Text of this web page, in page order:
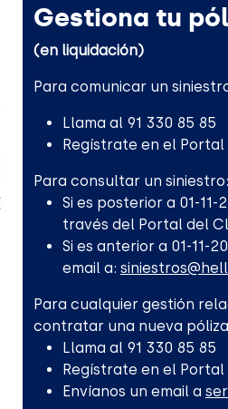
Gestiona tu
(en liquidación)
Para comunicar un
Llama al 91 330 85 85
Regístrate en el
Para consultar un siniestro:
Si es posterior a 01-
través del Portal del
Si es anterior a 01-11-
email a:
Para cualquier gestión
contratar una nueva
Llama al 91 330 85 85
Regístrate en el
Envíanos un email a